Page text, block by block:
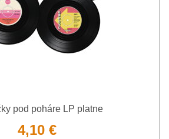
pod poháre LP platne
4,10 €